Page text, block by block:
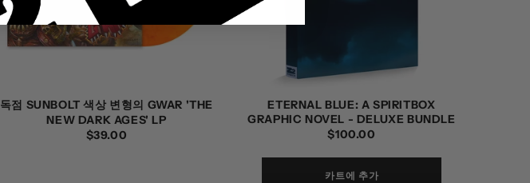
독점 SUNBOLT 색상 변형의 GWAR 'THE
NEW DARK AGES' LP
정
$39.00
ETERNAL BLUE: A SPIRITBOX
GRAPHIC NOVEL - DELUXE BUNDLE
정
$100.00
카트에 추가